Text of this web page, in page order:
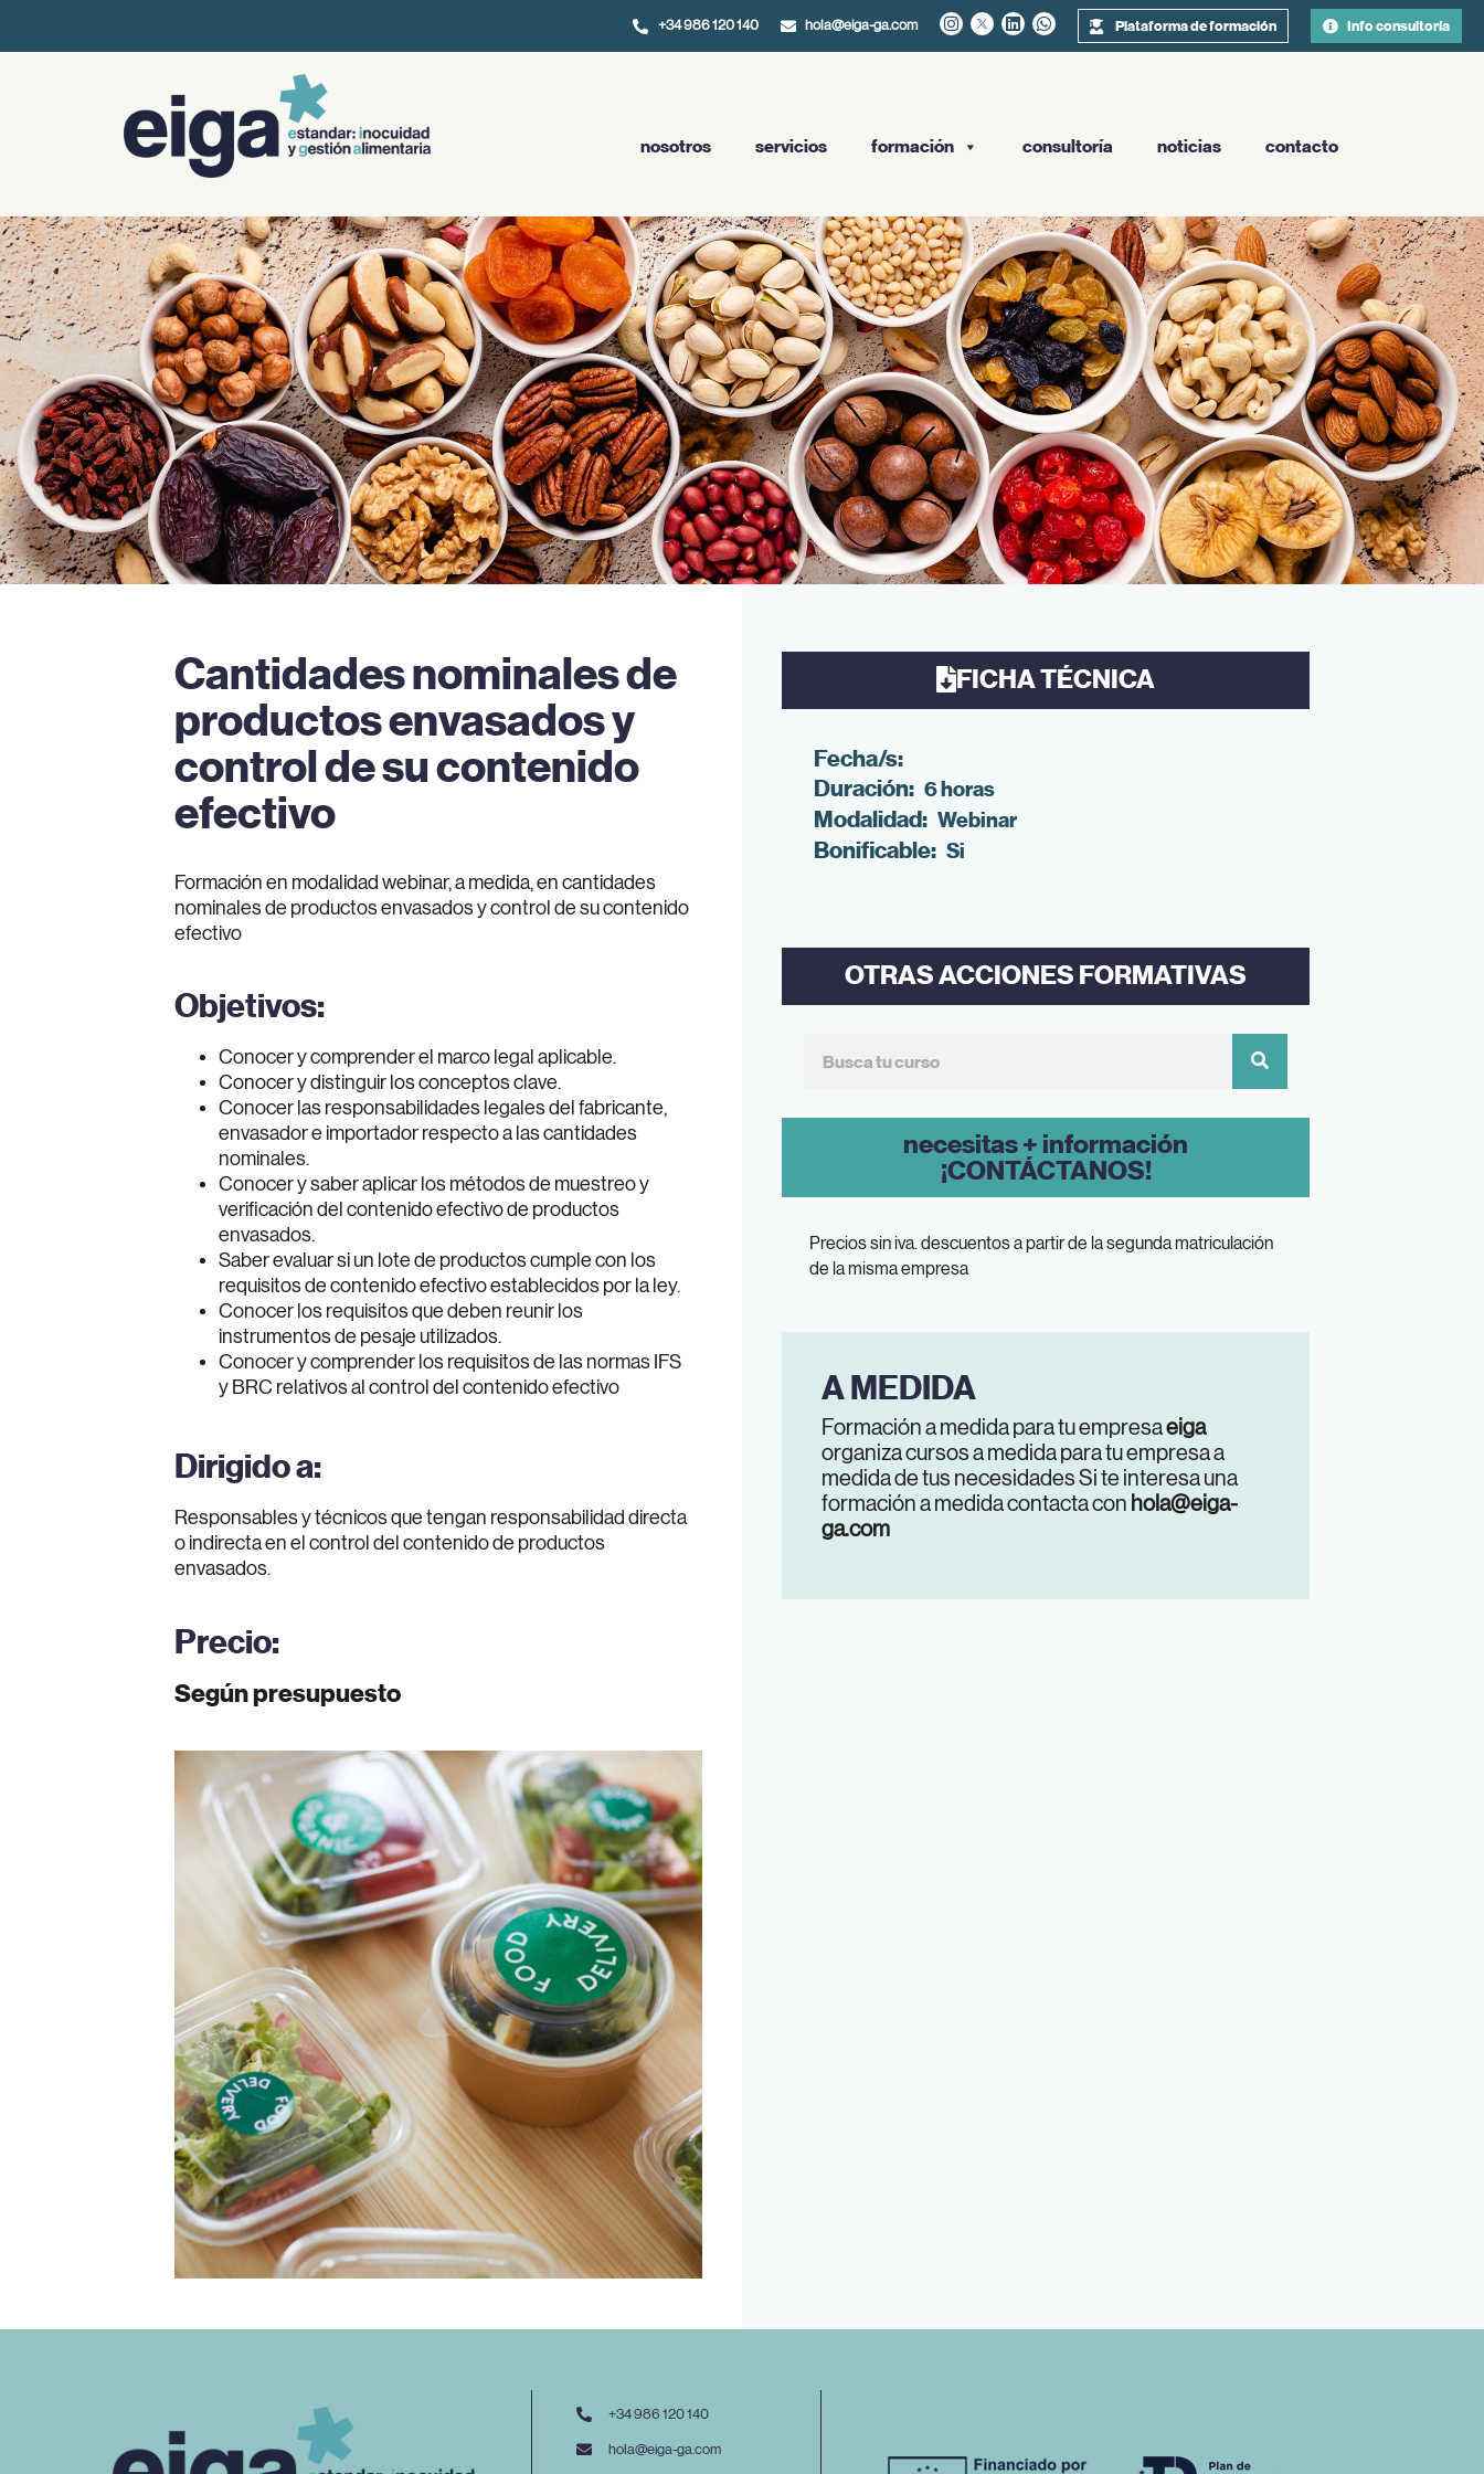
+34 986 120 140 hola@eiga-ga.com Plataforma de formación Info consultoría
nosotros servicios formación consultoría noticias contacto
Cantidades nominales de
productos envasados y
control de su contenido
efectivo
Formación en modalidad webinar, a medida, en cantidades
nominales de productos envasados y control de su contenido
efectivo
Objetivos:
Conocer y comprender el marco legal aplicable.
Conocer y distinguir los conceptos clave.
Conocer las responsabilidades legales del fabricante,
envasador e importador respecto a las cantidades
nominales.
Conocer y saber aplicar los métodos de muestreo y
verificación del contenido efectivo de productos
envasados.
Saber evaluar si un lote de productos cumple con los
requisitos de contenido efectivo establecidos por la ley.
Conocer los requisitos que deben reunir los
instrumentos de pesaje utilizados.
Conocer y comprender los requisitos de las normas IFS
y BRC relativos al control del contenido efectivo
Dirigido a:
Responsables y técnicos que tengan responsabilidad directa
o indirecta en el control del contenido de productos
envasados.
Precio:
Según presupuesto
FICHA TÉCNICA
Fecha/s:
Duración: 6 horas
Modalidad: Webinar
Bonificable: Si
OTRAS ACCIONES FORMATIVAS
necesitas + información
¡CONTÁCTANOS!
Precios sin iva. descuentos a partir de la segunda matriculación
de la misma empresa
A MEDIDA
Formación a medida para tu empresaeiga
organiza cursos a medida para tu empresa a
medida de tus necesidades Si te interesa una
formación a medida contacta con hola@eiga-
ga.com
+34 986 120 140
hola@eiga-ga.com